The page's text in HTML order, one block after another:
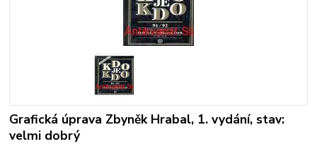
Grafická úprava Zbyněk Hrabal, 1. vydání, stav:
velmi dobrý